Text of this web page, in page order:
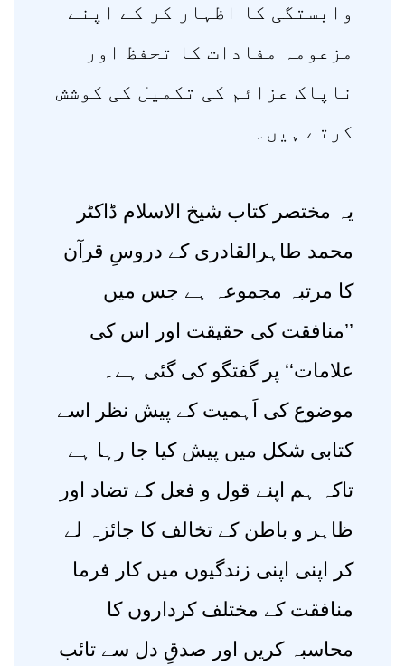
وابستگی کا اظہار کر کے اپنے
مزعومہ مفادات کا تحفظ اور
ناپاک عزائم کی تکمیل کی کوشش
کرتے ہیں۔
یہ مختصر کتاب شیخ الاسلام ڈاکٹر
محمد طاہرالقادری کے دروسِ قرآن
کا مرتبہ مجموعہ ہے جس میں
’’منافقت کی حقیقت اور اس کی
علامات‘‘ پر گفتگو کی گئی ہے۔
موضوع کی اَہمیت کے پیش نظر اسے
کتابی شکل میں پیش کیا جا رہا ہے
تاکہ ہم اپنے قول و فعل کے تضاد اور
ظاہر و باطن کے تخالف کا جائزہ لے
کر اپنی اپنی زندگیوں میں کار فرما
منافقت کے مختلف کرداروں کا
محاسبہ کریں اور صدقِ دل سے تائب